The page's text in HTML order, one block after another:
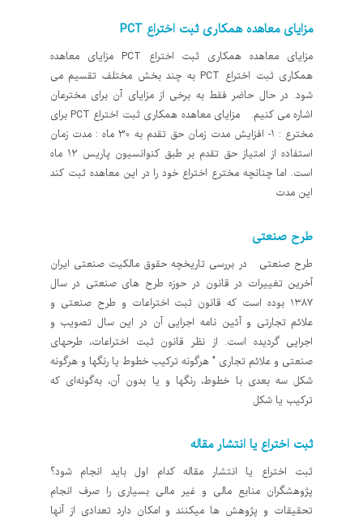
مزایای معاهده همکاری ثبت اختراع PCT
مزایای معاهده همکاری ثبت اختراع PCT مزایای معاهده
همکاری ثبت اختراع PCT به چند بخش مختلف تقسیم می
شود. در حال حاضر فقط به برخی از مزایای آن برای مخترعان
اشاره می کنیم. مزایای معاهده همکاری ثبت اختراع PCT برای
مخترع : 1- افزایش مدت زمان حق تقدم به 30 ماه : مدت زمان
استفاده از امتیاز حق تقدم بر طبق کنوانسیون پاریس 12 ماه
است. اما چنانچه مخترع اختراع خود را در این معاهده ثبت کند
این مدت
طرح صنعتی
طرح صنعتی در بررسی تاریخچه حقوق مالکیت صنعتی ایران
آخرین تغییرات در قانون در حوزه طرح های صنعتی در سال
۱۳۸۷ بوده است که قانون ثبت اختراعات و طرح صنعتی و
علائم تجارتی و آئین نامه اجرایی آن در این سال تصویب و
اجرایی گردیده است. از نظر قانون ثبت اختراعات‌، طرحهای
صنعتی و علائم تجاری " هرگونه تركيب خطوط يا رنگها و هرگونه
شكل سه‌ بعدی با خطوط‌، رنگها و يا بدون آن‌، به‌گونه‌ای كه
تركيب يا شكل
ثبت اختراع یا انتشار مقاله
ثبت اختراع یا انتشار مقاله کدام اول باید انجام شود؟
پژوهشگران منابع مالی و غیر مالی بسیاری را صرف انجام
تحقیقات و پژوهش ها میکنند و امکان دارد تعدادی از آنها